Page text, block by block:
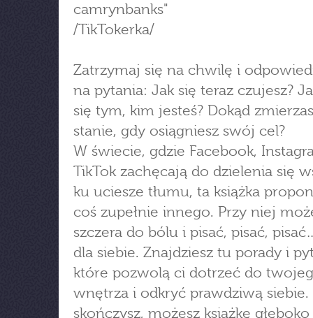
camrynbanks"
/TikTokerka/
Zatrzymaj się na chwilę i
na pytania: Jak się teraz czujesz?
się tym, kim jesteś? Dokąd
stanie, gdy osiągniesz swój cel?
W świecie, gdzie Facebook,
TikTok zachęcają do dzielenia się
ku uciesze tłumu, ta książka
coś zupełnie innego. Przy niej
szczera do bólu i pisać, pisać,
dla siebie. Znajdziesz tu porady i
które pozwolą ci dotrzeć do
wnętrza i odkryć prawdziwą siebie.
skończysz, możesz książkę głęboko